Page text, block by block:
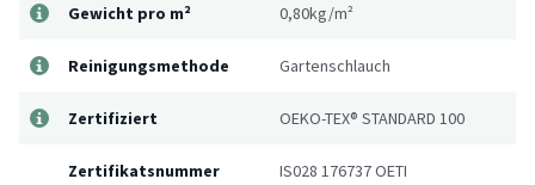
Gewicht pro m² 0,80kg/m²
Reinigungsmethode Gartenschlauch
Zertifiziert OEKO-TEX® STANDARD 100
Zertifikatsnummer IS028 176737 OETI